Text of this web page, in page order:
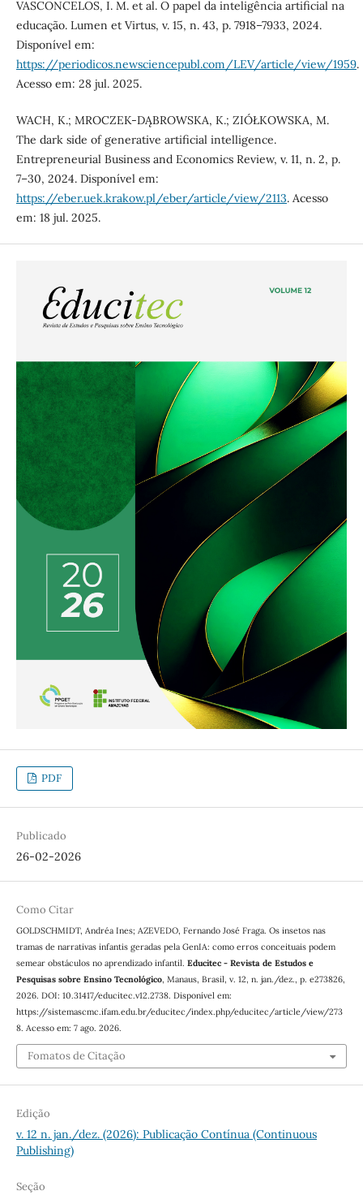
VASCONCELOS, I. M. et al. O papel da inteligência artificial na
educação. Lumen et Virtus, v. 15, n. 43, p. 7918–7933, 2024.
Disponível em:
https://periodicos.newsciencepubl.com/LEV/article/view/1959.
Acesso em: 28 jul. 2025.
WACH, K.; MROCZEK-DĄBROWSKA, K.; ZIÓŁKOWSKA, M.
The dark side of generative artificial intelligence.
Entrepreneurial Business and Economics Review, v. 11, n. 2, p.
7–30, 2024. Disponível em:
https://eber.uek.krakow.pl/eber/article/view/2113. Acesso
em: 18 jul. 2025.
PDF
Publicado
26-02-2026
Como Citar
GOLDSCHMIDT, Andréa Ines; AZEVEDO, Fernando José Fraga. Os insetos nas
tramas de narrativas infantis geradas pela GenIA: como erros conceituais podem
semear obstáculos no aprendizado infantil. Educitec - Revista de Estudos e
Pesquisas sobre Ensino Tecnológico, Manaus, Brasil, v. 12, n. jan./dez., p. e273826,
2026. DOI: 10.31417/educitec.v12.2738. Disponível em:
https://sistemascmc.ifam.edu.br/educitec/index.php/educitec/article/view/273
8. Acesso em: 7 ago. 2026.
Fomatos de Citação
Edição
v. 12 n. jan./dez. (2026): Publicação Contínua (Continuous
Publishing)
Seção